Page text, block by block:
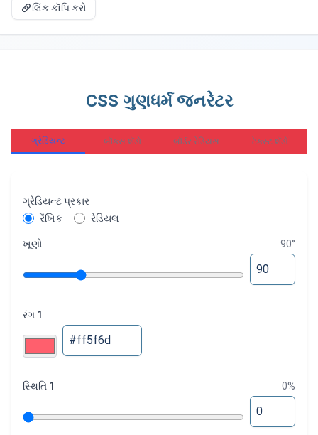
લિંક કૉપિ કરો
CSS ગુણધર્મ જનરેટર
ગ્રેડિયન્ટ બૉક્સ શૅડો બૉર્ડર રેડિયસ ટેક્સ્ટ શૅડો
ગ્રેડિયન્ટ પ્રકાર
રૈખિક
રેડિયલ
ખૂણો 90°
રંગ 1
સ્થિતિ 1 0%